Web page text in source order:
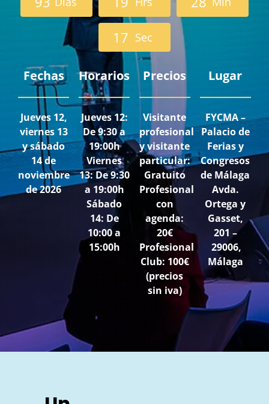
1 5 Sec
Fechas
Jueves 12,
viernes 13
y sábado
14 de
noviembre
de 2026
Horarios
Jueves 12:
De 9:30 a
19:00h
Viernes
13: De 9:30
a 19:00h
Sábado
14: De
10:00 a
15:00h
Precios
Visitante
profesional
y visitante
particular:
Gratuito
Profesional
con
agenda:
20€
Profesional
Club: 100€
(precios
sin iva)
Lugar
FYCMA –
Palacio de
Ferias y
Congresos
de Málaga
Avda.
Ortega y
Gasset,
201 –
29006,
Málaga